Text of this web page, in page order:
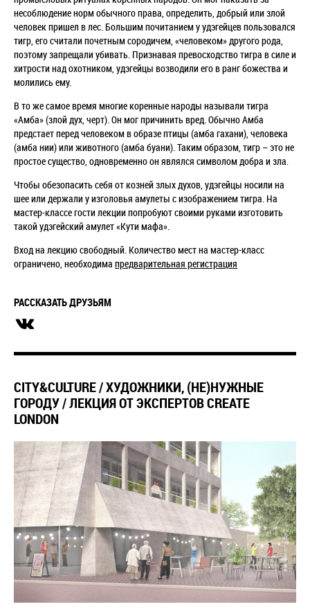
несоблюдение норм обычного права, определить, добрый или злой
человек пришел в лес. Большим почитанием у удэгейцев пользовался
тигр, его считали почетным сородичем, «человеком» другого рода,
поэтому запрещали убивать. Признавая превосходство тигра в силе и
хитрости над охотником, удэгейцы возводили его в ранг божества и
молились ему.
В то же самое время многие коренные народы называли тигра
«Амба» (злой дух, черт). Он мог причинить вред. Обычно Амба
предстает перед человеком в образе птицы (амба гахани), человека
(амба нии) или животного (амба буани). Таким образом, тигр – это не
простое существо, одновременно он являлся символом добра и зла.
Чтобы обезопасить себя от козней злых духов, удэгейцы носили на
шее или держали у изголовья амулеты с изображением тигра. На
мастер-классе гости лекции попробуют своими руками изготовить
такой удэгейский амулет «Кути мафа».
Вход на лекцию свободный. Количество мест на мастер-класс
ограничено, необходима предварительная регистрация
РАССКАЗАТЬ ДРУЗЬЯМ
CITY&CULTURE / ХУДОЖНИКИ, (НЕ)НУЖНЫЕ
ГОРОДУ / ЛЕКЦИЯ ОТ ЭКСПЕРТОВ CREATE
LONDON